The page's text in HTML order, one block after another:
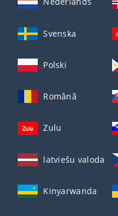
Svenska
Polski
Română
Zulu
latviešu valoda
Kinyarwanda